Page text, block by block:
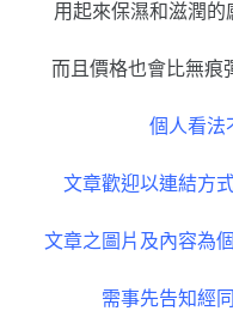
用起來保濕和滋潤的
而且價格也會比無痕
個人看法
文章歡迎以連結方
文章之圖片及內容為
需事先告知經